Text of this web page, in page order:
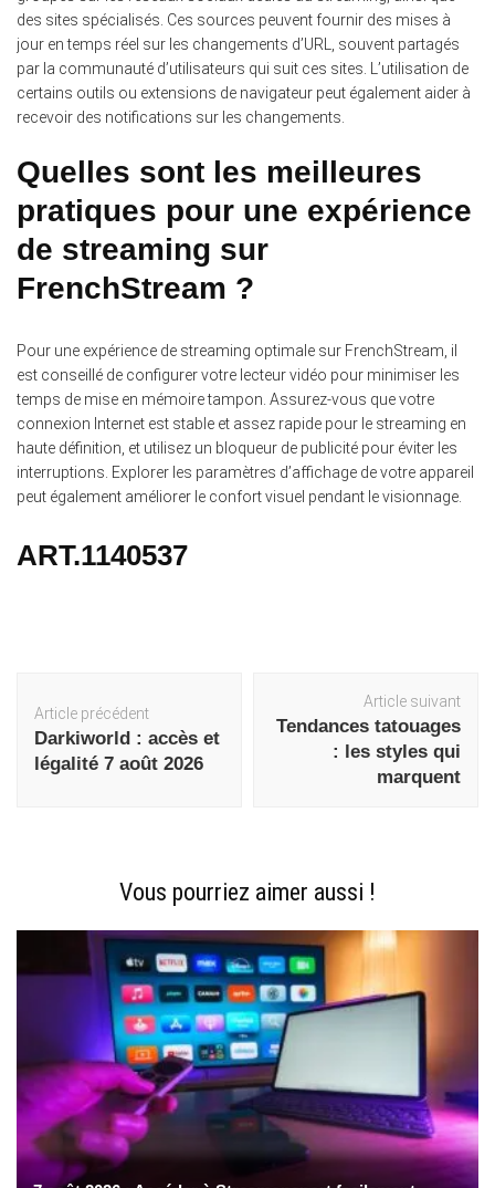
des sites spécialisés. Ces sources peuvent fournir des mises à
jour en temps réel sur les changements d’URL, souvent partagés
par la communauté d’utilisateurs qui suit ces sites. L’utilisation de
certains outils ou extensions de navigateur peut également aider à
recevoir des notifications sur les changements.
Quelles sont les meilleures
pratiques pour une expérience
de streaming sur
FrenchStream ?
Pour une expérience de streaming optimale sur FrenchStream, il
est conseillé de configurer votre lecteur vidéo pour minimiser les
temps de mise en mémoire tampon. Assurez-vous que votre
connexion Internet est stable et assez rapide pour le streaming en
haute définition, et utilisez un bloqueur de publicité pour éviter les
interruptions. Explorer les paramètres d’affichage de votre appareil
peut également améliorer le confort visuel pendant le visionnage.
ART.1140537
d'article
Article précédent
Darkiworld : accès et
légalité 7 août 2026
Article suivant
Tendances tatouages
: les styles qui
marquent
Vous pourriez aimer aussi !